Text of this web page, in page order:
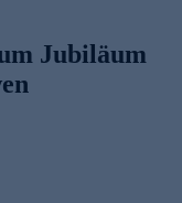
2025
Jubiläum